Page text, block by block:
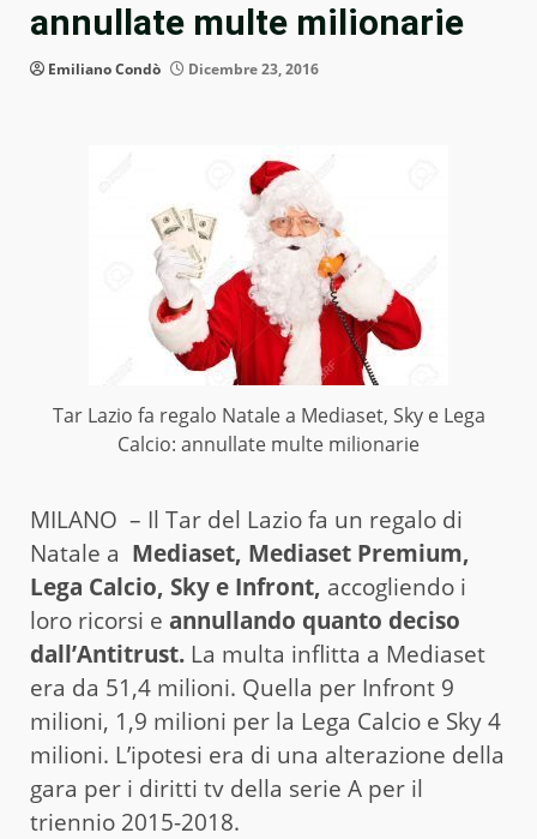
annullate multe milionarie
Emiliano Condò Dicembre 23, 2016
Tar Lazio fa regalo Natale a Mediaset, Sky e Lega
Calcio: annullate multe milionarie
MILANO – Il Tar del Lazio fa un regalo di
Natale a Mediaset, Mediaset Premium,
Lega Calcio, Sky e Infront, accogliendo i
loro ricorsi e annullando quanto deciso
dall’Antitrust. La multa inflitta a Mediaset
era da 51,4 milioni. Quella per Infront 9
milioni, 1,9 milioni per la Lega Calcio e Sky 4
milioni. L’ipotesi era di una alterazione della
gara per i diritti tv della serie A per il
triennio 2015-2018.